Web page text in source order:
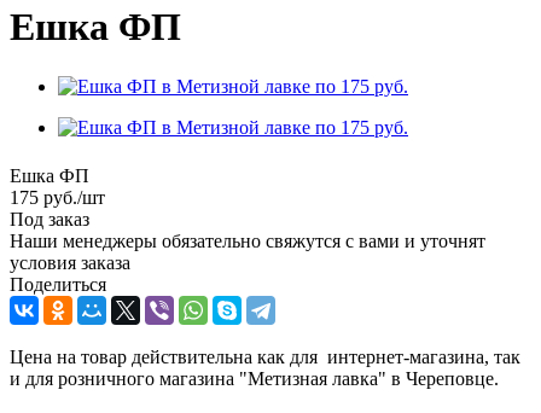
Ешка ФП
Ешка ФП
175 руб./шт
Под заказ
Наши менеджеры обязательно свяжутся с вами и уточнят
условия заказа
Поделиться
Цена на товар действительна как для интернет-магазина, так
и для розничного магазина "Метизная лавка" в Череповце.